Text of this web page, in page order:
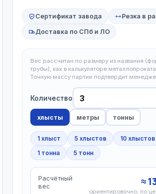
Сертификат завода Резка в
Доставка по СПб и ЛО
Вес рассчитан по размеру из названия
трубы), как в калькуляторе
Точную массу партии подтвердит
Количество
хлысты метры тонны
1 хлыст 5 хлыстов
10 хлыстов
1 тонна
5 тонн
Расчётный
вес
≈
ориентировочно, по